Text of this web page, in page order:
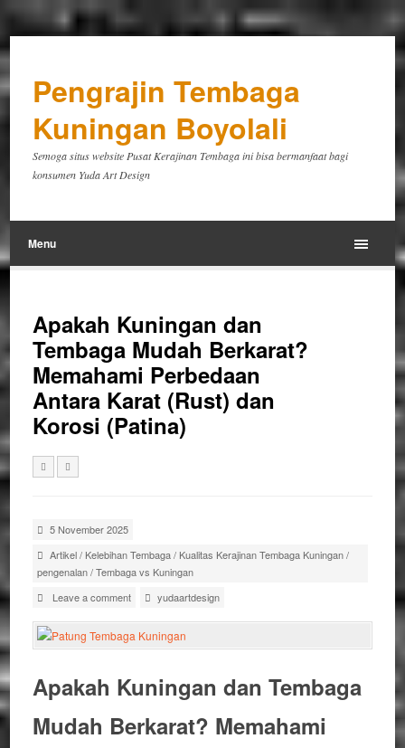
Pengrajin Tembaga
Kuningan Boyolali
Semoga situs website Pusat Kerajinan Tembaga ini bisa bermanfaat bagi
konsumen Yuda Art Design
Menu
Apakah Kuningan dan
Tembaga Mudah Berkarat?
Memahami Perbedaan
Antara Karat (Rust) dan
Korosi (Patina)
5 November 2025
Artikel/ Kelebihan Tembaga/ Kualitas Kerajinan Tembaga Kuningan/
pengenalan/Tembaga vs Kuningan
Leave a comment
yudaartdesign
Apakah Kuningan dan Tembaga
Mudah Berkarat? Memahami